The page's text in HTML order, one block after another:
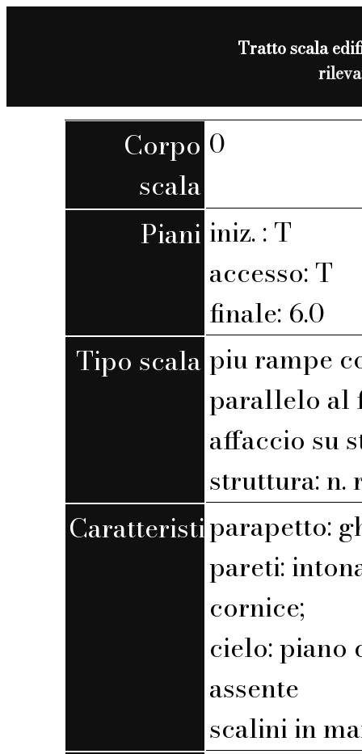
Tratto scala
Corpo
scala
0
Piani iniz. : T
accesso: T
finale: 6.0
Tipo scala piu rampe
parallelo al
affaccio su
struttura: n.
Caratteristicheparapetto:
pareti:
cornice;
cielo: piano
assente
scalini in